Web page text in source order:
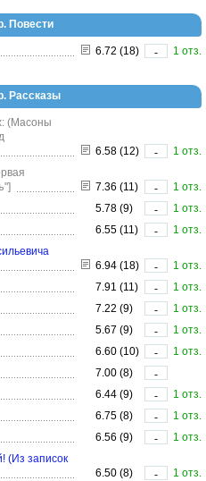
Повести
6.72 (18) - 1 отз.
Рассказы
(Масоны
6.58 (12) -
1 отз.
7.36 (11) -
1 отз.
5.78 (9) -
1 отз.
6.55 (11) -
1 отз.
6.94 (18) -
1 отз.
7.91 (11) -
1 отз.
7.22 (9) -
1 отз.
5.67 (9) -
1 отз.
6.60 (10) -
1 отз.
7.00 (8)
-
6.44 (9) -
1 отз.
6.75 (8) -
1 отз.
6.56 (9) -
1 отз.
(Из записок
6.50 (8) -
1 отз.